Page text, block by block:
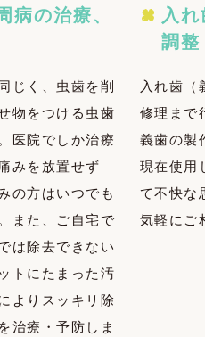
病の治療、
じく、虫歯を削
物をつける虫歯
医院でしか治療
みを放置せず
の方はいつでも
また、ご自宅で
は除去できない
トにたまった汚
よりスッキリ除
治療・予防しま
入
調整
入れ歯（
修理まで
義歯の製
現在使用
て不快な
気軽にご